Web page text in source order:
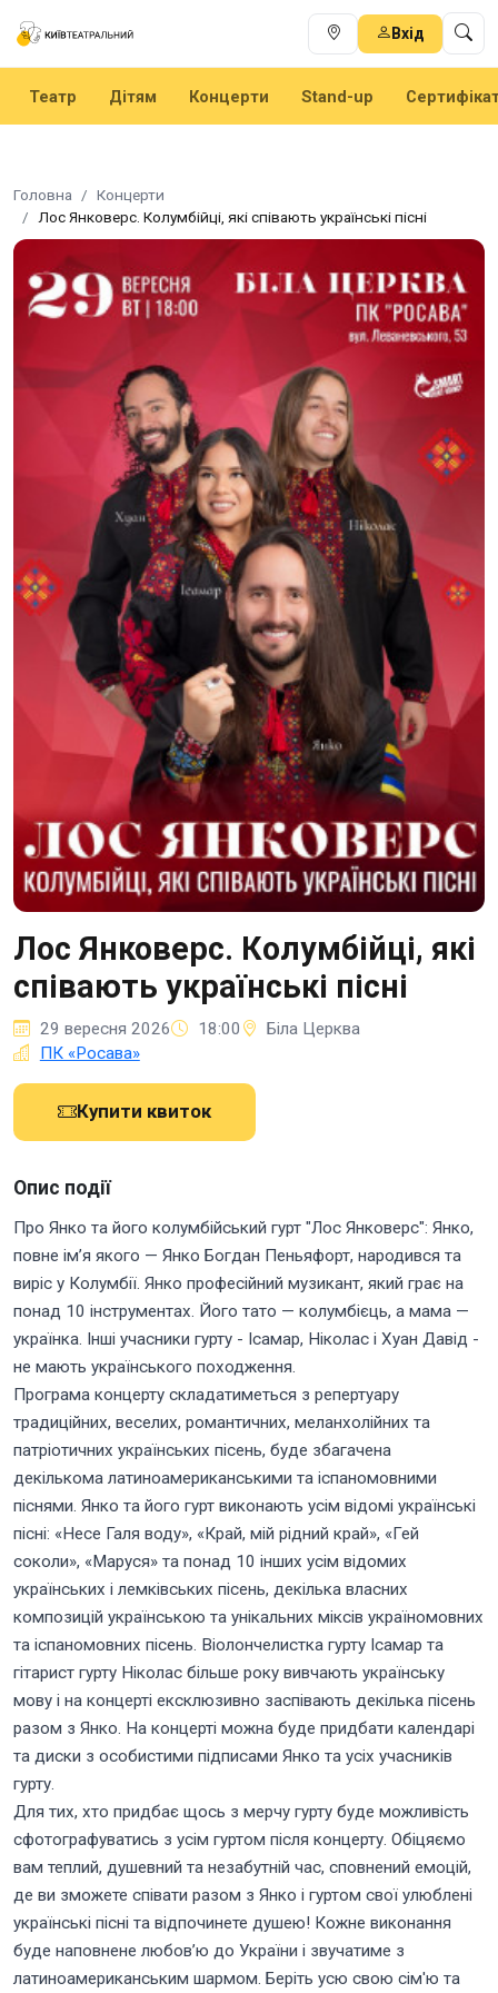
Вхід
Театр Дітям Концерти Stand-up
Головна
Концерти
Лос Янковерс. Колумбійці, які співають українські пісні
Лос Янковерс. Колумбійці, які
співають українські пісні
29 вересня 2026 18:00
Біла Церква
ПК «Росава»
Купити квиток
Опис події
Про Янко та його колумбійський гурт "Лос Янковерс": Янко,
повне ім’я якого — Янко Богдан Пеньяфорт, народився та
виріс у Колумбії. Янко професійний музикант, який грає на
понад 10 інструментах. Його тато — колумбієць, а мама —
українка. Інші учасники гурту - Ісамар, Ніколас і Хуан Давід -
не мають українського походження.
Програма концерту складатиметься з репертуару
традиційних, веселих, романтичних, меланхолійних та
патріотичних українських пісень, буде збагачена
декількома латиноамериканськими та іспаномовними
піснями. Янко та його гурт виконають усім відомі українські
пісні: «Несе Галя воду», «Край, мій рідний край», «Гей
соколи», «Маруся» та понад 10 інших усім відомих
українських і лемківських пісень, декілька власних
композицій українською та унікальних міксів україномовних
та іспаномовних пісень. Віолончелистка гурту Ісамар та
гітарист гурту Ніколас більше року вивчають українську
мову і на концерті ексклюзивно заспівають декілька пісень
разом з Янко. На концерті можна буде придбати календарі
та диски з особистими підписами Янко та усіх учасників
гурту.
Для тих, хто придбає щось з мерчу гурту буде можливість
сфотографуватись з усім гуртом після концерту. Обіцяємо
вам теплий, душевний та незабутній час, сповнений емоцій,
де ви зможете співати разом з Янко і гуртом свої улюблені
українські пісні та відпочинете душею! Кожне виконання
буде наповнене любов’ю до України і звучатиме з
латиноамериканським шармом. Беріть усю свою сім'ю та